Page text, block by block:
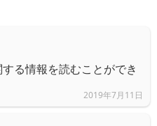
る情報を読むことができ
2019年7月11日